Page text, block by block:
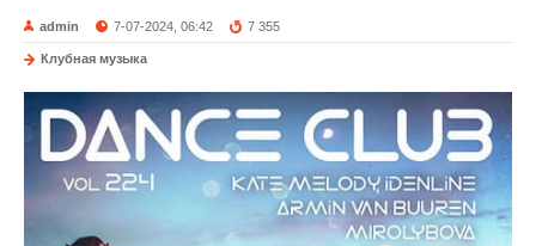
admin 7-07-2024, 06:42 7 355
Клубная музыка